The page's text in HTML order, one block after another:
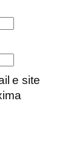
e site